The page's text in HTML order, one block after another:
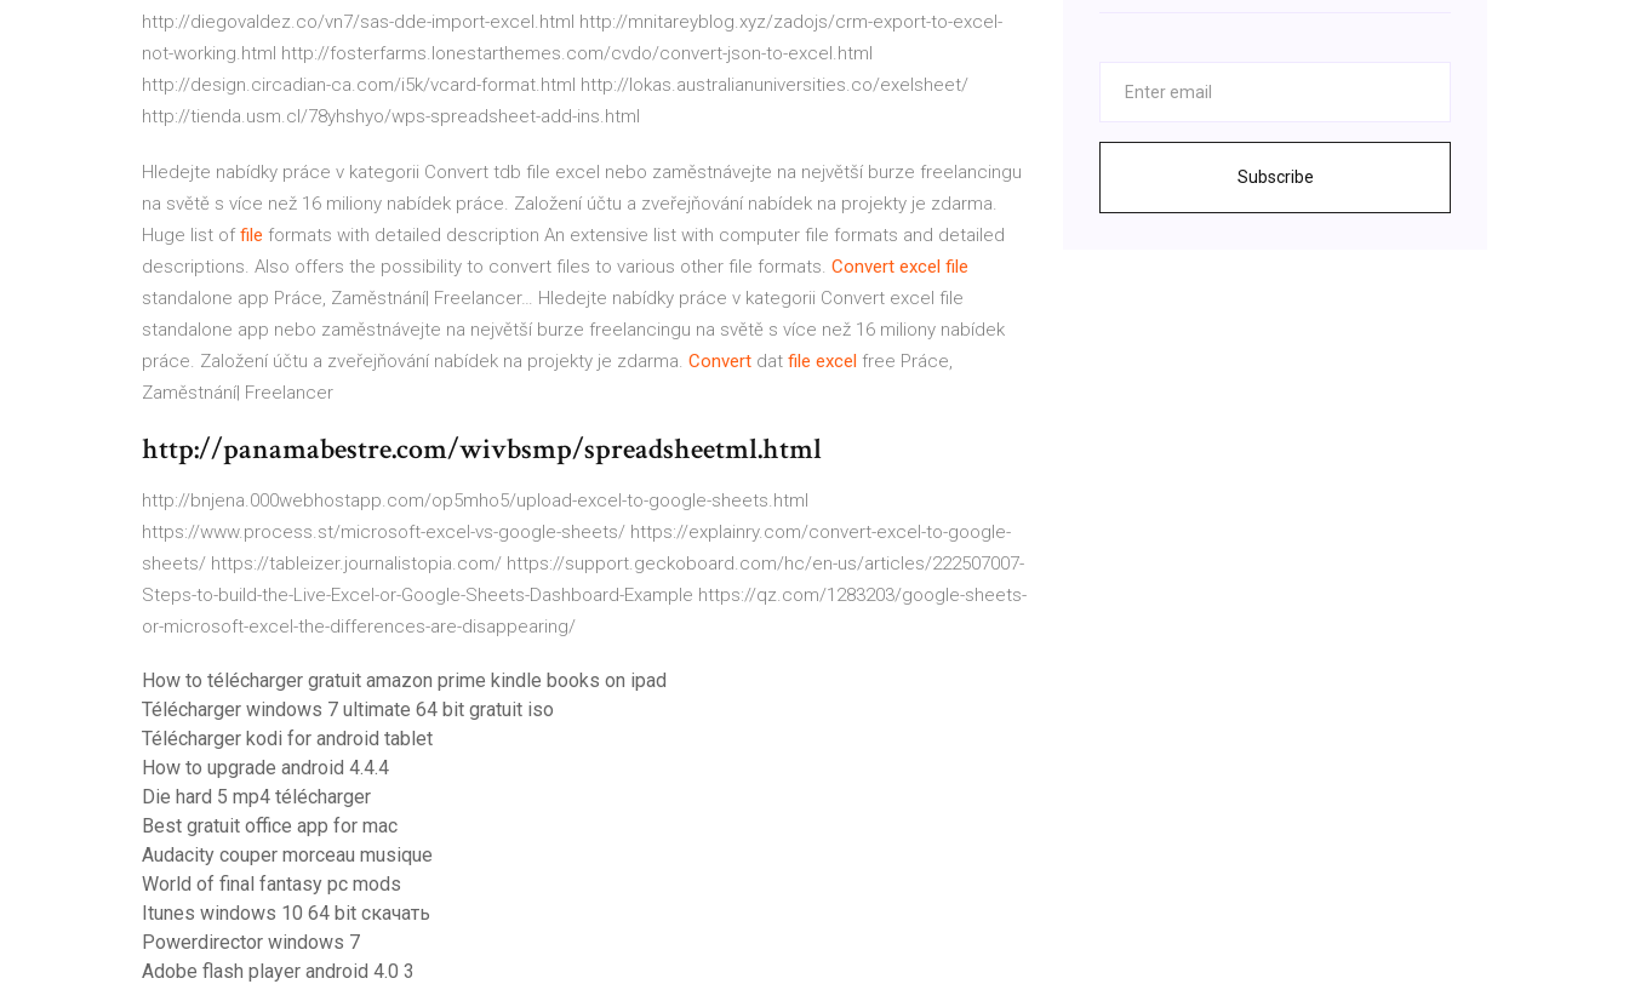
http://diegovaldez.co/vn7/sas-dde-import-excel.html http://mnitareyblog.xyz/zadojs/crm-export-to-excel-
not-working.html http://fosterfarms.lonestarthemes.com/cvdo/convert-json-to-excel.html
http://design.circadian-ca.com/i5k/vcard-format.html http://lokas.australianuniversities.co/exelsheet/
http://tienda.usm.cl/78yhshyo/wps-spreadsheet-add-ins.html
Hledejte nabídky práce v kategorii Convert tdb file excel nebo zaměstnávejte na největší burze freelancingu
na světě s více než 16 miliony nabídek práce. Založení účtu a zveřejňování nabídek na projekty je zdarma.
Huge list offile formats with detailed description An extensive list with computer file formats and detailed
descriptions. Also offers the possibility to convert files to various other file formats. Convert excel file
standalone app Práce, Zaměstnání| Freelancer… Hledejte nabídky práce v kategorii Convert excel file
standalone app nebo zaměstnávejte na největší burze freelancingu na světě s více než 16 miliony nabídek
práce. Založení účtu a zveřejňování nabídek na projekty je zdarma. Convert dat file excel free Práce,
Zaměstnání| Freelancer
http://panamabestre.com/wivbsmp/spreadsheetml.html
http://bnjena.000webhostapp.com/op5mho5/upload-excel-to-google-sheets.html
https://www.process.st/microsoft-excel-vs-google-sheets/ https://explainry.com/convert-excel-to-google-
sheets/ https://tableizer.journalistopia.com/ https://support.geckoboard.com/hc/en-us/articles/222507007-
Steps-to-build-the-Live-Excel-or-Google-Sheets-Dashboard-Example https://qz.com/1283203/google-sheets-
or-microsoft-excel-the-differences-are-disappearing/
How to télécharger gratuit amazon prime kindle books on ipad
Télécharger windows 7 ultimate 64 bit gratuit iso
Télécharger kodi for android tablet
How to upgrade android 4.4.4
Die hard 5 mp4 télécharger
Best gratuit office app for mac
Audacity couper morceau musique
World of final fantasy pc mods
Itunes windows 10 64 bit скачать
Powerdirector windows 7
Adobe flash player android 4.0 3
Subscribe